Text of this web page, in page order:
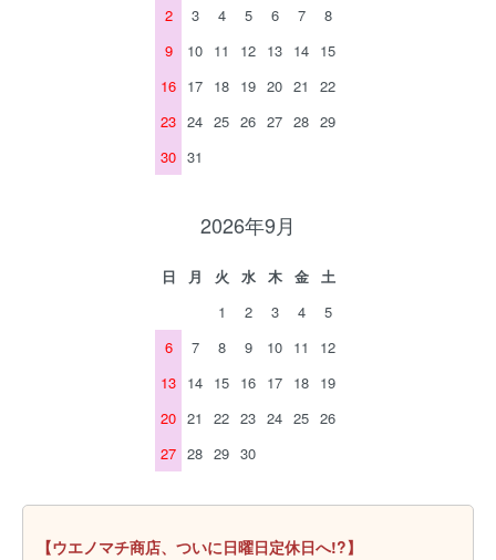
2
3 4 5 6 7
8
9
10 11 12 13 14 15
16 17 18 19 20 21
22
23 24 25 26 27 28 29
30 31
2026年9月
日 月 火 水 木 金
土
1
2 3 4
5
6
7 8 9 10 11
12
13 14 15 16 17 18 19
20 21 22 23 24 25 26
27 28 29 30
【ウエノマチ商店、ついに日曜日定休日へ!?】